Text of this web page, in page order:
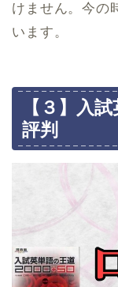
けません。今の
います。
【３】入
評判